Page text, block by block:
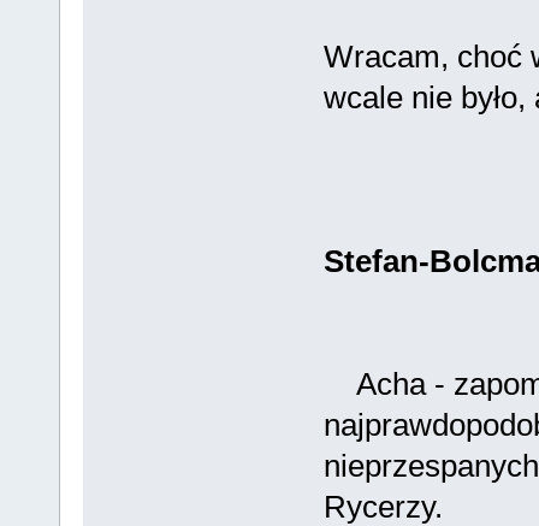
Wracam, choć
wcale nie
Stefan-
Acha -
Rycerzy.